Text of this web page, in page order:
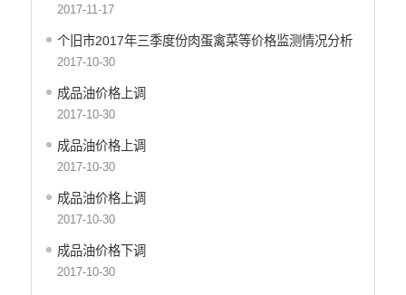
行政处罚和行政强制
减税降费
稳岗就业
乡村振兴
生态环境
医疗卫生
重大建设项目
社会救助
产品质量
食品药品监管
2017-11-17
个旧市2017年三季度份肉蛋禽菜等价格监测情况分析
2017-10-30
成品油价格上调
2017-10-30
成品油价格上调
2017-10-30
成品油价格上调
2017-10-30
成品油价格下调
2017-10-30